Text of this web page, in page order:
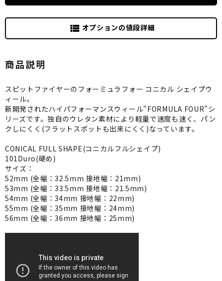
view_list オプションの値段詳細
商品説明
スピットファイヤーのフォーミュラフォー コニカル シェイプウ
ィール。
新開発されたハイパフォーマンスウィール"FORMULA FOUR"シ
リーズです。独自のウレタン素材により軽量で速度も速く、パン
クしにくく(フラットスポットも出来にくく)なっています。
CONICAL FULL SHAPE(コニカルフルシェイプ)
101Duro(硬め)
サイズ：
52mm (全幅：32.5mm 接地幅：21mm)
53mm (全幅：33.5mm 接地幅：21.5mm)
54mm (全幅：34mm 接地幅：22mm)
55mm (全幅：35mm 接地幅：24mm)
56mm (全幅：36mm 接地幅：25mm)